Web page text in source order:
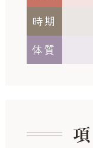
時期
体質